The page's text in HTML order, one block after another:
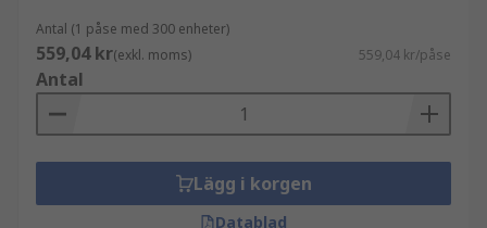
Antal (1 påse med 300 enheter)
559,04 kr(exkl. moms) 559,04 kr/påse
Antal
Lägg i korgen
Datablad